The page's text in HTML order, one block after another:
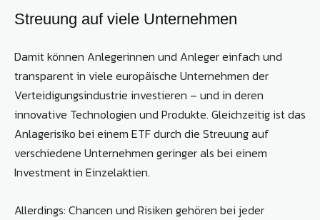
Streuung auf viele Unternehmen
Damit können Anlegerinnen und Anleger einfach und
transparent in viele europäische Unternehmen der
Verteidigungsindustrie investieren – und in deren
innovative Technologien und Produkte. Gleichzeitig ist das
Anlagerisiko bei einem ETF durch die Streuung auf
verschiedene Unternehmen geringer als bei einem
Investment in Einzelaktien.
Allerdings: Chancen und Risiken gehören bei jeder